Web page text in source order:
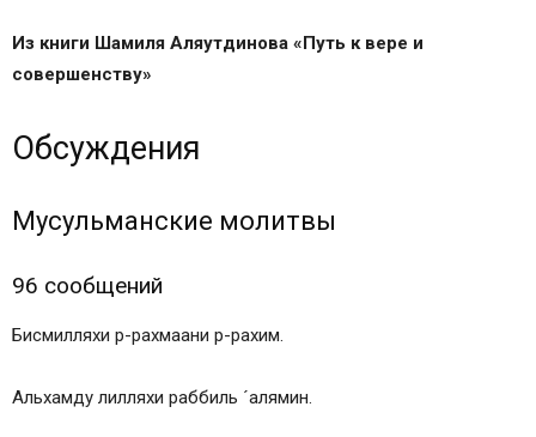
Из книги Шамиля Аляутдинова «Путь к вере и
совершенству»
Обсуждения
Мусульманские молитвы
96 сообщений
Бисмилляхи р-рахмаани р-рахим.
Альхамдy лилляхи раббиль ´алямин.